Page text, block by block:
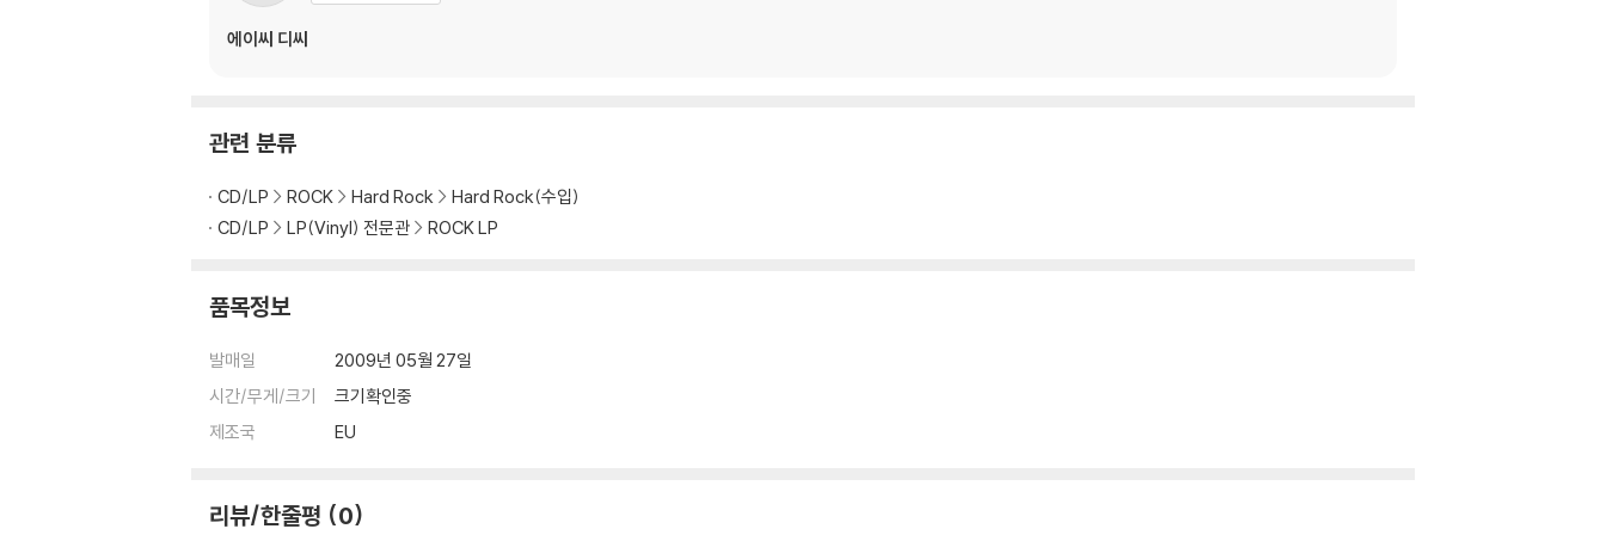
에이씨 디씨
관련 분류
CD/LP ROCK Hard Rock
Hard Rock(수입)
CD/LP
LP(Vinyl) 전문관 ROCK LP
품목정보
발매일
2009년 05월 27일
시간/무게/크기
크기확인중
제조국
EU
리뷰/한줄평 0